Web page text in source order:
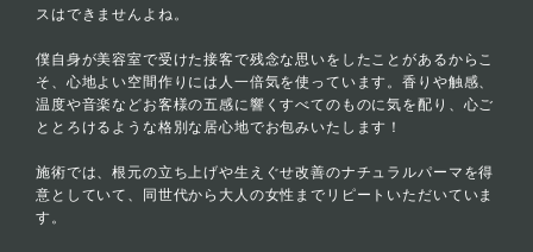
スはできませんよね。
僕自身が美容室で受けた接客で残念な思いをしたことがあるからこ
そ、心地よい空間作りには人一倍気を使っています。香りや触感、
温度や音楽などお客様の五感に響くすべてのものに気を配り、心ご
ととろけるような格別な居心地でお包みいたします！
施術では、根元の立ち上げや生えぐせ改善のナチュラルパーマを得
意としていて、同世代から大人の女性までリピートいただいていま
す。